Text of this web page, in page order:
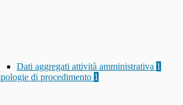
Dati aggregati attività amministrativa 1
di procedimento 1